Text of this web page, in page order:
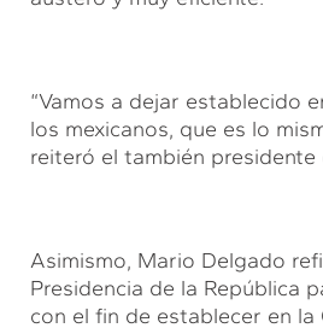
“Vamos a dejar establecido
los mexicanos, que es lo
reiteró el también
Asimismo, Mario Delgado
Presidencia de la República
con el fin de establecer en